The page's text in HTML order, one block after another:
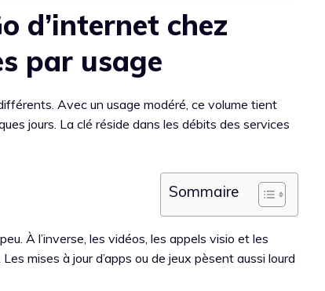
d’internet chez
par usage
Avec un usage modéré, ce volume tient
jours. La clé réside dans les débits des services
Sommaire
À l’inverse, les vidéos, les appels visio et les
mises à jour d’apps ou de jeux pèsent aussi lourd